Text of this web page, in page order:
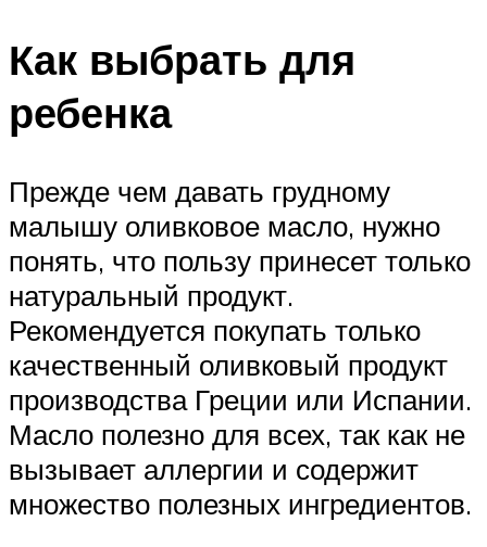
Как выбрать для
ребенка
Прежде чем давать грудному
малышу оливковое масло, нужно
понять, что пользу принесет только
натуральный продукт.
Рекомендуется покупать только
качественный оливковый продукт
производства Греции или Испании.
Масло полезно для всех, так как не
вызывает аллергии и содержит
множество полезных ингредиентов.